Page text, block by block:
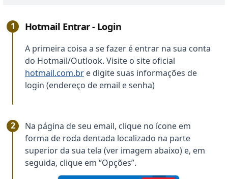
Hotmail Entrar - Login
A primeira coisa a se fazer é entrar na sua conta
do Hotmail/Outlook. Visite o site oficial
hotmail.com.br e digite suas informações de
login (endereço de email e senha)
Na página de seu email, clique no ícone em
forma de roda dentada localizado na parte
superior da sua tela (ver imagem abaixo) e, em
seguida, clique em “Opções”.